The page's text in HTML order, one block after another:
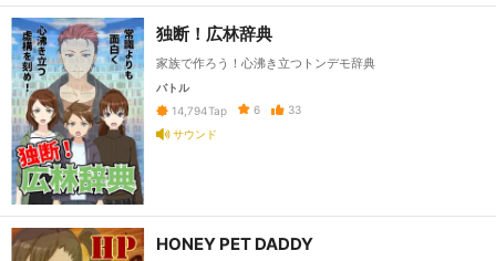
独断！広林辞典
家族で作ろう！心沸き立つトンデモ辞典
バトル
14,794Tap 6
33
サウンド
HONEY PET DADDY